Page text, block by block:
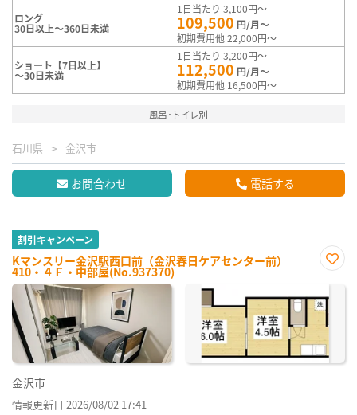
ロング
30日以上～360日未満
1日当たり 3,100円～
109,500 円/月～
初期費用他 22,000円～
ショート【7日以上】
～30日未満
1日当たり 3,200円～
112,500 円/月～
初期費用他 16,500円～
風呂･トイレ別
石川県 金沢市
お問合わせ 電話する
割引キャンペーン
Kマンスリー金沢駅西口前（金沢春日ケアセンター前）
410・４Ｆ・中部屋(No.937370)
に入
り登
録
金沢市
情報更新日 2026/08/02 17:41